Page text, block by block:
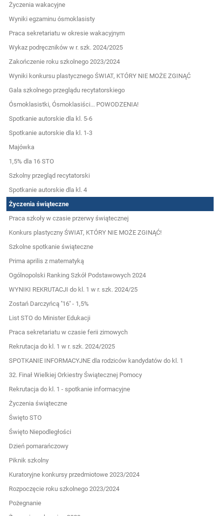
Życzenia wakacyjne
Wyniki egzaminu ósmoklasisty
Praca sekretariatu w okresie wakacyjnym
Wykaz podręczników w r. szk. 2024/2025
Zakończenie roku szkolnego 2023/2024
Wyniki konkursu plastycznego ŚWIAT, KTÓRY NIE MOŻE ZGINĄĆ
Gala szkolnego przeglądu recytatorskiego
Ósmoklasistki, Ósmoklasiści... POWODZENIA!
Spotkanie autorskie dla kl. 5-6
Spotkanie autorskie dla kl. 1-3
Majówka
1,5% dla 16 STO
Szkolny przegląd recytatorski
Spotkanie autorskie dla kl. 4
Życzenia świąteczne
Praca szkoły w czasie przerwy świątecznej
Konkurs plastyczny ŚWIAT, KTÓRY NIE MOŻE ZGINĄĆ!
Szkolne spotkanie świąteczne
Prima aprilis z matematyką
Ogólnopolski Ranking Szkół Podstawowych 2024
WYNIKI REKRUTACJI do kl. 1 w r. szk. 2024/25
Zostań Darczyńcą ''16'' - 1,5%
List STO do Minister Edukacji
Praca sekretariatu w czasie ferii zimowych
Rekrutacja do kl. 1 w r. szk. 2024/2025
SPOTKANIE INFORMACYJNE dla rodziców kandydatów do kl. 1
32. Finał Wielkiej Orkiestry Świątecznej Pomocy
Rekrutacja do kl. 1 - spotkanie informacyjne
Życzenia świąteczne
Święto STO
Święto Niepodległości
Dzień pomarańczowy
Piknik szkolny
Kuratoryjne konkursy przedmiotowe 2023/2024
Rozpoczęcie roku szkolnego 2023/2024
Pożegnanie